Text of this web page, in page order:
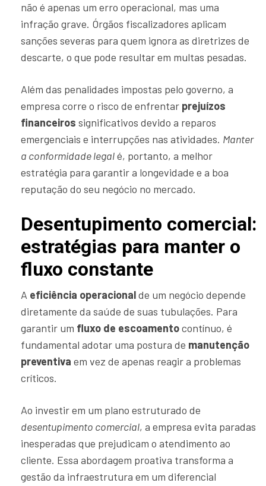
não é apenas um erro operacional, mas uma
infração grave. Órgãos fiscalizadores aplicam
sanções severas para quem ignora as diretrizes de
descarte, o que pode resultar em multas pesadas.
Além das penalidades impostas pelo governo, a
empresa corre o risco de enfrentar prejuízos
financeiros significativos devido a reparos
emergenciais e interrupções nas atividades. Manter
a conformidade legalé, portanto, a melhor
estratégia para garantir a longevidade e a boa
reputação do seu negócio no mercado.
Desentupimento comercial:
estratégias para manter o
fluxo constante
A eficiência operacionalde um negócio depende
diretamente da saúde de suas tubulações. Para
garantir um fluxo de escoamentocontínuo, é
fundamental adotar uma postura de manutenção
preventiva em vez de apenas reagir a problemas
críticos.
Ao investir em um plano estruturado de
desentupimento comercial, a empresa evita paradas
inesperadas que prejudicam o atendimento ao
cliente. Essa abordagem proativa transforma a
gestão da infraestrutura em um diferencial